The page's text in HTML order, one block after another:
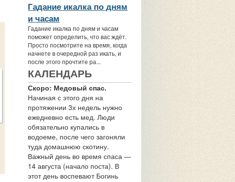
Гадание икалка по дням
и часам
Гадание икалка по дням и часам
поможет определить, что вас ждёт.
Просто посмотрите на время, когда
начнете в очередной раз икать, и
после этого прочтите ра...
КАЛЕНДАРЬ
Скоро: Медовый спас.
Начиная с этого дня на
протяжении 3х недель нужно
ежедневно есть мед. Люди
обязательно купались в
водоеме, после чего загоняли
туда домашнюю скотину.
Важный день во время спаса —
14 августа (начало поста). В
этот день воспевают Богинь